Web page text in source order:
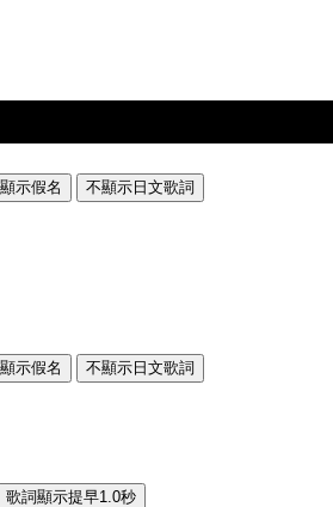
示假名
不顯示日文歌詞
示假名
不顯示日文歌詞
歌詞顯示提早1.0秒